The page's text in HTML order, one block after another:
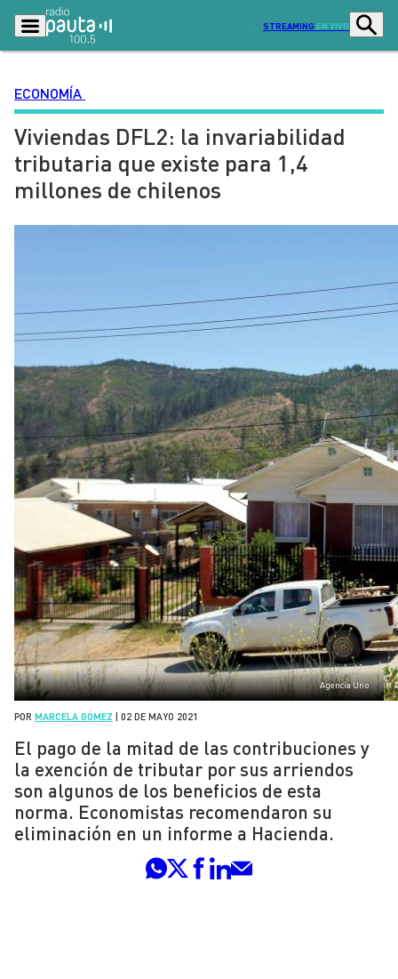
STREAMING EN VIVO
Podcasts Programas
Lo Último
Ciudad
Entretención y Cultura Opinión
Dato en Pauta
Contenido Patrocinado
ECONOMÍA
Viviendas DFL2: la invariabilidad
tributaria que existe para 1,4
millones de chilenos
Agencia Uno
POR MARCELA GÓMEZ 02 DE MAYO 2021
El pago de la mitad de las contribuciones y
la exención de tributar por sus arriendos
son algunos de los beneficios de esta
norma. Economistas recomendaron su
eliminación en un informe a Hacienda.